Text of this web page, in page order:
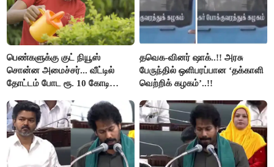
பெண்களுக்கு குட் நியூஸ்
சொன்ன அமைச்சர்... வீட்டில்
தோட்டம் போட ரூ. 10 கோடி
தவெக-வினர் ஷாக்..!! அரசு
பேருந்தில் ஒளிபரப்பான ‘தக்காளி
வெற்றிக் கழகம்’..!!